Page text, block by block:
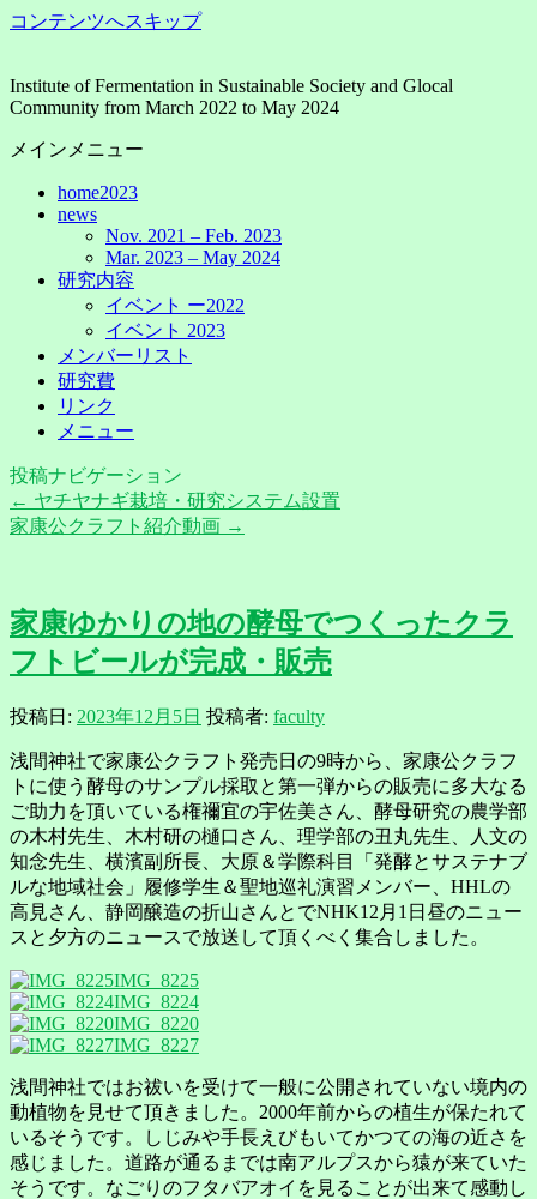
コンテンツへスキップ
Institute of Fermentation in Sustainable Society and Glocal
Community from March 2022 to May 2024
メインメニュー
home2023
news
Nov. 2021 – Feb. 2023
Mar. 2023 – May 2024
研究内容
イベント ー2022
イベント 2023
メンバーリスト
研究費
リンク
メニュー
投稿ナビゲーション
← ヤチヤナギ栽培・研究システム設置
家康公クラフト紹介動画 →
家康ゆかりの地の酵母でつくったクラ
フトビールが完成・販売
投稿日: 2023年12月5日 投稿者: faculty
浅間神社で家康公クラフト発売日の9時から、家康公クラフ
トに使う酵母のサンプル採取と第一弾からの販売に多大なる
ご助力を頂いている権禰宜の宇佐美さん、酵母研究の農学部
の木村先生、木村研の樋口さん、理学部の丑丸先生、人文の
知念先生、横濱副所長、大原＆学際科目「発酵とサステナブ
ルな地域社会」履修学生＆聖地巡礼演習メンバー、HHLの
高見さん、静岡醸造の折山さんとでNHK12月1日昼のニュー
スと夕方のニュースで放送して頂くべく集合しました。
IMG_8225
IMG_8224
IMG_8220
IMG_8227
浅間神社ではお祓いを受けて一般に公開されていない境内の
動植物を見せて頂きました。2000年前からの植生が保たれて
いるそうです。しじみや手長えびもいてかつての海の近さを
感じました。道路が通るまでは南アルプスから猿が来ていた
そうです。なごりのフタバアオイを見ることが出来て感動し